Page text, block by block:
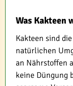
Was Kakteen
Kakteen sind
natürlichen
an Nährstoffen
keine Düngung